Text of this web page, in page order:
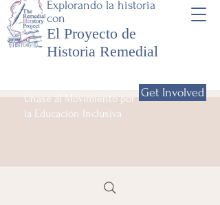
Explorando la historia
con
El Proyecto de
Historia Remedial
Únase al Movimiento por
la Educación Inclusiva
Get Involved